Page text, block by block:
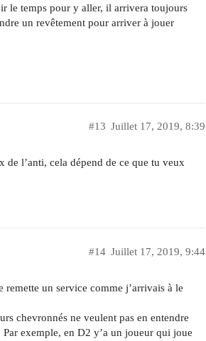
le temps pour y aller, il arrivera toujours
un revêtement pour arriver à jouer
Juillet 17, 2019, 8:39
#13
de l’anti, cela dépend de ce que tu veux
Juillet 17, 2019, 9:44
#14
remette un service comme j’arrivais à le
chevronnés ne veulent pas en entendre
exemple, en D2 y’a un joueur qui joue